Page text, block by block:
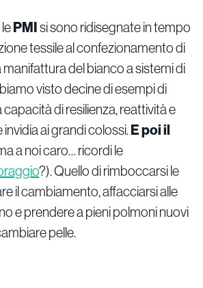
PMIsi sono ridisegnate in tempo
tessile al confezionamento di
del bianco a sistemi di
visto decine di esempi di
di resilienza, reattività e
ai grandi colossi.E poi il
a noi caro… ricordi le
?). Quello di rimboccarsi le
il cambiamento, affacciarsi alle
e prendere a pieni polmoni nuovi
pelle.